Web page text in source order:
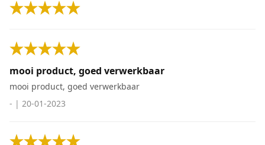
mooi product, goed verwerkbaar
mooi product, goed verwerkbaar
- | 20-01-2023